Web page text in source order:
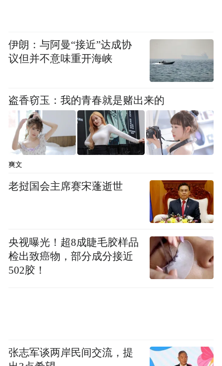
以十年亲历者视角，解读了澄迈从依靠“政策
单点”到构建“生态雨林”的产业脉搏变迁，提
出“产业流量”与“原生动力”是澄迈对抗行业
集团总助则从人力资源服务角度，探讨了人
才发展与产业出海的协同新思路。
伊朗：与阿曼“接近”达成协
议但并不意味重开海峡
盗香窃玉：我的青春就是赌出来的
爽文
老挝国会主席赛宋蓬逝世
央视曝光！超8成睫毛胶样品
检出致癌物，部分成分接近
502胶！
张志军谈两岸民间交流，提